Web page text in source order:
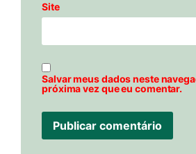
Site
Salvar meus dados neste
próxima vez que eu comentar.